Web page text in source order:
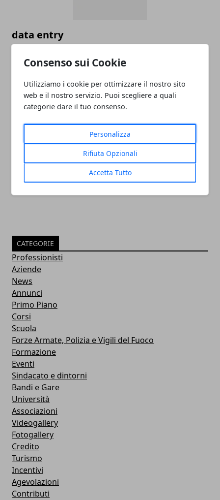
Consenso sui Cookie
Utilizziamo i cookie per ottimizzare il nostro sito
web e il nostro servizio. Puoi scegliere a quali
categorie dare il tuo consenso.
Personalizza
Rifiuta Opzionali
Accetta Tutto
data entry
PULITORE COORDINATORE
CATEGORIE
Professionisti
Aziende
News
Annunci
Primo Piano
Corsi
Scuola
Forze Armate, Polizia e Vigili del Fuoco
Formazione
Eventi
Sindacato e dintorni
Bandi e Gare
Università
Associazioni
Videogallery
Fotogallery
Credito
Turismo
Incentivi
Agevolazioni
Contributi